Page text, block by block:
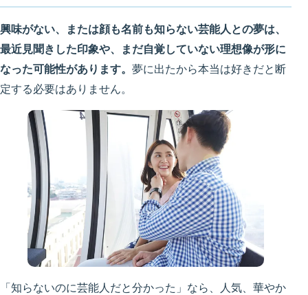
興味がない、または顔も名前も知らない芸能人との夢は、
最近見聞きした印象や、まだ自覚していない理想像が形に
なった可能性があります。 夢に出たから本当は好きだと断
定する必要はありません。
「知らないのに芸能人だと分かった」なら、人気、華やか